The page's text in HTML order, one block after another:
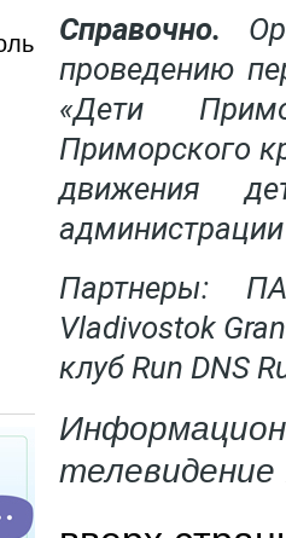
Справочно.
проведению
«Дети
Приморского
движения
Партнеры:
Vladivostok
клуб Run DNS